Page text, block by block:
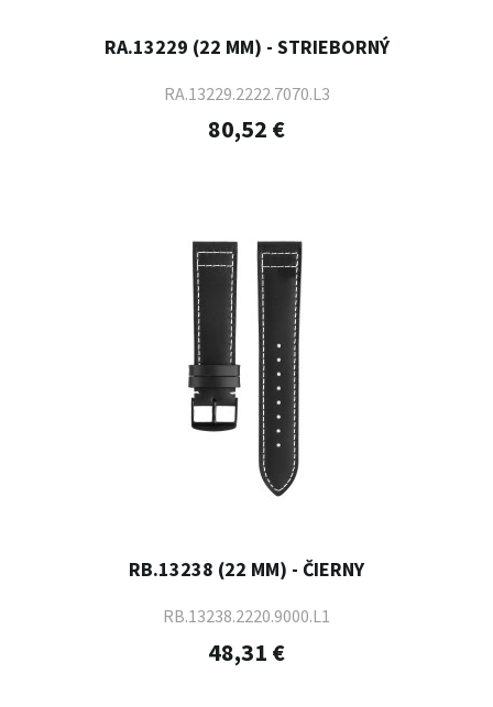
RA.13229 (22 MM) - STRIEBORNÝ
RA.13229.2222.7070.L3
80,52 €
RB.13238 (22 MM) - ČIERNY
RB.13238.2220.9000.L1
48,31 €